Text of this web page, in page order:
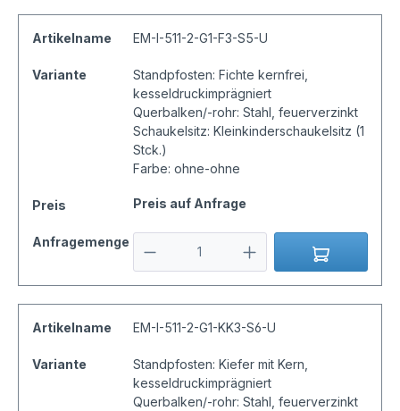
Artikelname EM-I-511-2-G1-F3-S5-U
Variante
Standpfosten: Fichte kernfrei,
kesseldruckimprägniert
Querbalken/-rohr: Stahl, feuerverzinkt
Schaukelsitz: Kleinkinderschaukelsitz (1
Stck.)
Farbe: ohne-ohne
Preis Preis auf Anfrage
Anfragemenge
Artikelname EM-I-511-2-G1-KK3-S6-U
Variante
Standpfosten: Kiefer mit Kern,
kesseldruckimprägniert
Querbalken/-rohr: Stahl, feuerverzinkt